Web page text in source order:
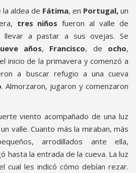
la aldea de Fátima, en Portugal, un
tres niños fueron al valle de
a pastar a sus ovejas. Se
años, Francisco, de ocho,
inicio de la primavera y comenzó a
a buscar refugio a una cueva
. Almorzaron, jugaron y comenzaron
viento acompañado de una luz
valle. Cuanto más la miraban, más
arrodillados ante ella,
hasta la entrada de la cueva. La luz
cual les indicó cómo debían rezar.